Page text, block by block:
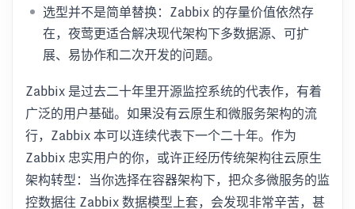
选型并不是简单替换：Zabbix 的存量价值依然存
在，夜莺更适合解决现代架构下多数据源、可扩
展、易协作和二次开发的问题。
Zabbix 是过去二十年里开源监控系统的代表作，有着
广泛的用户基础。如果没有云原生和微服务架构的流
行，Zabbix 本可以连续代表下一个二十年。作为
Zabbix 忠实用户的你，或许正经历传统架构往云原生
架构转型：当你选择在容器架构下，把众多微服务的监
控数据往 Zabbix 数据模型上套，会发现非常辛苦，甚